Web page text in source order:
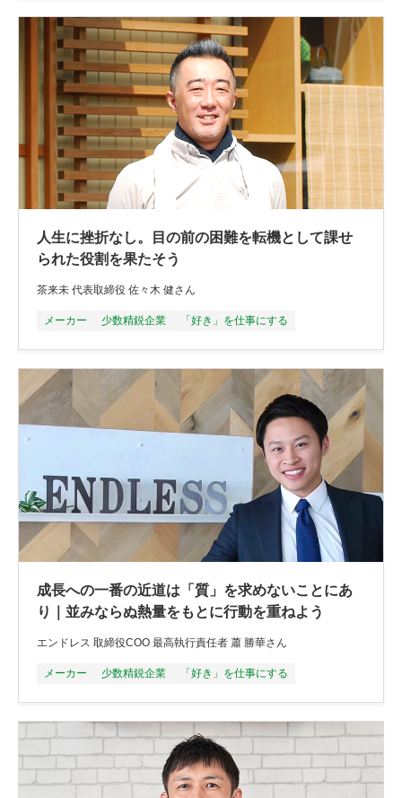
人生に挫折なし。目の前の困難を転機として課せ
られた役割を果たそう
茶来未 代表取締役 佐々木 健さん
メーカー 少数精鋭企業 「好き」を仕事にする
成長への一番の近道は「質」を求めないことにあ
り｜並みならぬ熱量をもとに行動を重ねよう
エンドレス 取締役COO 最高執行責任者 蕭 勝華さん
メーカー 少数精鋭企業 「好き」を仕事にする